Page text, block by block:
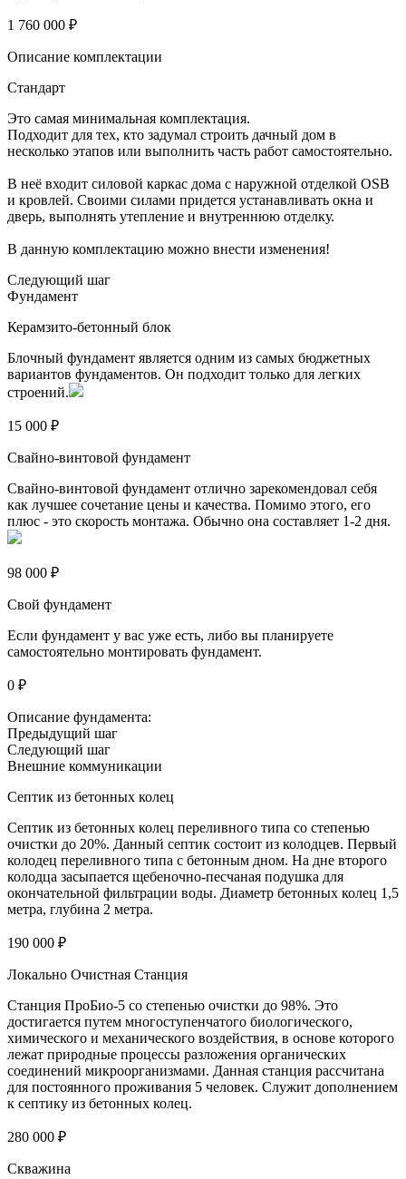
1 760 000 ₽
Описание комплектации
Стандарт
Это самая минимальная комплектация.
Подходит для тех, кто задумал строить дачный дом в
несколько этапов или выполнить часть работ самостоятельно.
В неё входит силовой каркас дома с наружной отделкой OSB
и кровлей. Своими силами придется устанавливать окна и
дверь, выполнять утепление и внутреннюю отделку.
В данную комплектацию можно внести изменения!
Следующий шаг
Фундамент
Керамзито-бетонный блок
Блочный фундамент является одним из самых бюджетных
вариантов фундаментов. Он подходит только для легких
строений.
15 000 ₽
Свайно-винтовой фундамент
Свайно-винтовой фундамент отлично зарекомендовал себя
как лучшее сочетание цены и качества. Помимо этого, его
плюс - это скорость монтажа. Обычно она составляет 1-2 дня.
98 000 ₽
Свой фундамент
Если фундамент у вас уже есть, либо вы планируете
самостоятельно монтировать фундамент.
0 ₽
Описание фундамента:
Предыдущий шаг
Следующий шаг
Внешние коммуникации
Септик из бетонных колец
Септик из бетонных колец переливного типа со степенью
очистки до 20%. Данный септик состоит из колодцев. Первый
колодец переливного типа с бетонным дном. На дне второго
колодца засыпается щебеночно-песчаная подушка для
окончательной фильтрации воды. Диаметр бетонных колец 1,5
метра, глубина 2 метра.
190 000 ₽
Локально Очистная Станция
Станция ПроБио-5 со степенью очистки до 98%. Это
достигается путем многоступенчатого биологического,
химического и механического воздействия, в основе которого
лежат природные процессы разложения органических
соединений микроорганизмами. Данная станция рассчитана
для постоянного проживания 5 человек. Служит дополнением
к септику из бетонных колец.
280 000 ₽
Скважина